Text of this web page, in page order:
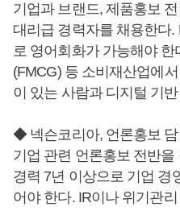
기업과 브랜드, 제품홍보
대리급 경력자를 채용한다
로 영어회화가 가능해야 한
(FMCG) 등 소비재산업에
이 있는 사람과 디지털 기
◆ 넥슨코리아, 언론홍보
기업 관련 언론홍보 전반
경력 7년 이상으로 기업 경
어야 한다. IR이나 위기관